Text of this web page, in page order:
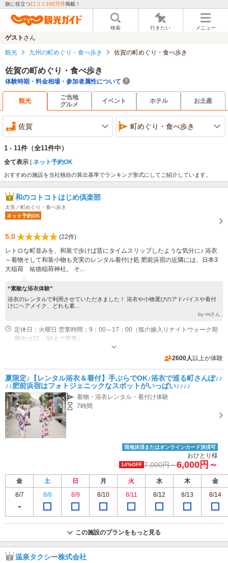
旅に役立つ口コミ100万件掲載！
検索 行きたい メニュー
ゲスト さん
観光 九州の町めぐり・食べ歩き 佐賀の町めぐり・食べ歩き
佐賀の町めぐり・食べ歩き
体験時期・料金相場・参加者属性について
観光
ご当地
グルメ
イベント ホテル お土産
佐賀 町めぐり・食べ歩き
1 - 11件 （全11件中）
全て表示 ネット予約OK
おすすめの施設を当社独自の算出基準でランキング形式にしてご紹介しています。
和のコトコトはじめ倶楽部
太良／町めぐり・食べ歩き
ネット予約OK
5.0
(22件)
レトロな町並みを、和装で歩けば昔にタイムスリップしたような気分に♪ 浴衣
～着物そして和装小物も充実のレンタル着付け処 肥前浜宿の近隣には、日本3
大稲荷 祐徳稲荷神社。 そ...
“素敵な浴衣体験”
浴衣のレンタルで利用させていただきました！ 浴衣や小物選びのアドバイスや着付
けにヘアメイク、どれも素...
by miさん
定休日：火曜日 営業時間：9：00～17：00（狐の嫁入りナイトウォーク期
間中は21：00まで営業）
2600人 以上が体験
夏限定♪【レンタル浴衣＆着付】手ぶらでOK♪浴衣で巡る町さんぽ♪♪
♪♪肥前浜宿はフォトジェニックなスポットがいっぱい♪♪♪♪
着物・浴衣レンタル・着付け体験
7時間
現地決済またはオンラインカード決済可
おひとり様
14%OFF 7,000円～6,000円～
金 土 日 月 火 水 木
金
8/7
8/8 8/9 8/10 8/11 8/12 8/13 8/14
この施設のプランをもっと見る
温泉タクシー株式会社